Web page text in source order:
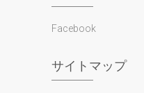
Facebook
サイトマップ